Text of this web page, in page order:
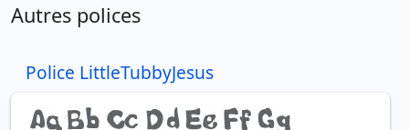
Autres polices
Police LittleTubbyJesus